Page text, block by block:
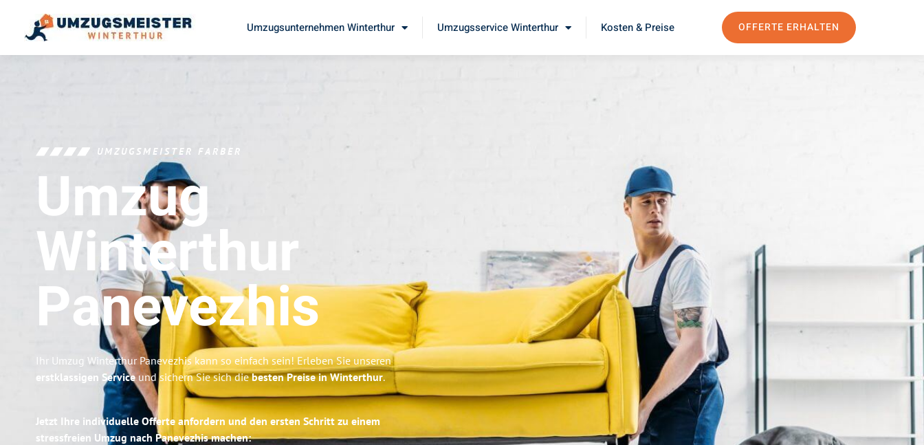
Umzugsunternehmen Winterthur Umzugsservice Winterthur Kosten & Preise OFFERTE ERHALTEN
UMZUGSMEISTER FARBER
Umzug
Winterthur
Panevezhis
Ihr Umzug Winterthur Panevezhis kann so einfach sein! Erleben Sie unseren
erstklassigen Serviceund sichern Sie sich diebesten Preise in Winterthur.
Jetzt Ihre individuelle Offerte anfordern und den ersten Schritt zu einem
stressfreien Umzug nach Panevezhis machen: